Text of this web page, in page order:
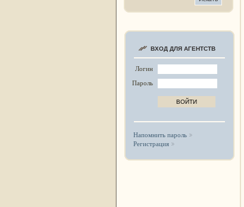
ВХОД ДЛЯ АГЕНТСТВ
Логин
Пароль
Напомнить пароль
Регистрация